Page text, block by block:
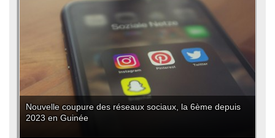
Nouvelle coupure des réseaux sociaux, la 6ème depuis
2023 en Guinée